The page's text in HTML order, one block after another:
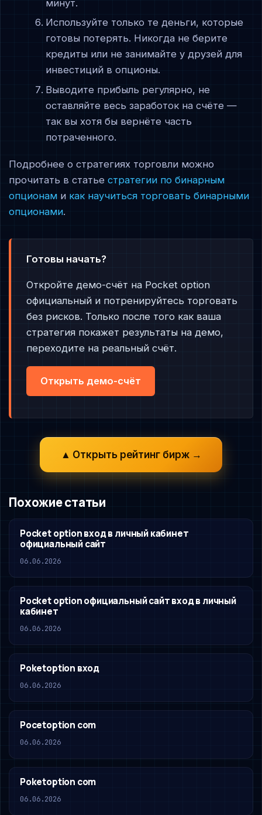
минут.
Используйте только те деньги, которые
готовы потерять. Никогда не берите
кредиты или не занимайте у друзей для
инвестиций в опционы.
Выводите прибыль регулярно, не
оставляйте весь заработок на счёте —
так вы хотя бы вернёте часть
потраченного.
Подробнее о стратегиях торговли можно
прочитать в статьестратегии по бинарным
опционам и как научиться торговать бинарными
опционами.
Готовы начать?
Откройте демо-счёт на Pocket option
официальный и потренируйтесь торговать
без рисков. Только после того как ваша
стратегия покажет результаты на демо,
переходите на реальный счёт.
Открыть демо-счёт
▲ Открыть рейтинг бирж →
Похожие статьи
Pocket option вход в личный кабинет
официальный сайт
06.06.2026
Pocket option официальный сайт вход в личный
кабинет
06.06.2026
Poketoption вход
06.06.2026
Pocetoption com
06.06.2026
Poketoption com
06.06.2026